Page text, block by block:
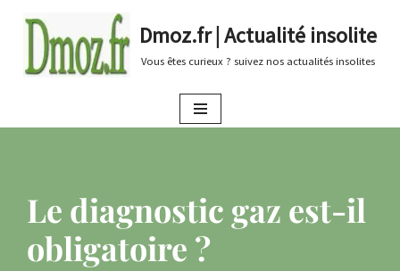
au
Dmoz.fr | Actualité insolite
Vous êtes curieux ? suivez nos actualités insolites
Le diagnostic gaz est-il
obligatoire ?